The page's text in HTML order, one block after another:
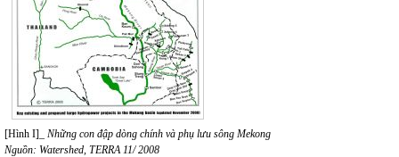
[Hình I]_ Những con đập dòng chính và phụ lưu sông Mekong
Nguồn: Watershed, TERRA 11/ 2008